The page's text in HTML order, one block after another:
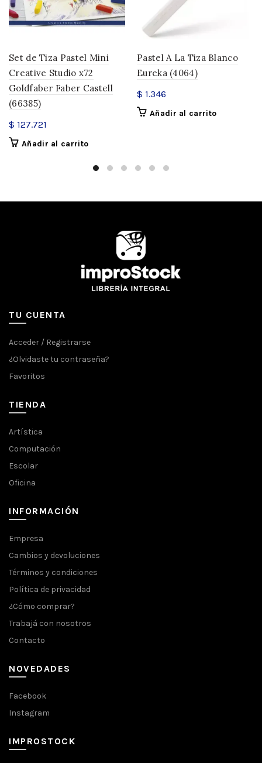
Set de Tiza Pastel Mini
Creative Studio x72
Goldfaber Faber Castell
(66385)
$ 127.721
Añadir al carrito
Pastel A La Tiza Blanco
Eureka (4064)
$ 1.346
Añadir al carrito
TU CUENTA
Acceder / Registrarse
¿Olvidaste tu contraseña?
Favoritos
TIENDA
Artística
Computación
Escolar
Oficina
INFORMACIÓN
Empresa
Cambios y devoluciones
Términos y condiciones
Política de privacidad
¿Cómo comprar?
Trabajá con nosotros
Contacto
NOVEDADES
Facebook
Instagram
IMPROSTOCK